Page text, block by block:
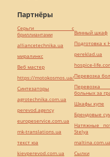
Партнёры
Серьги с
бриллиантами
alliancetechnika.ua
миралинкс
Веб мастер
https://motokosmos.ua/
Синтезаторы
agrotechnika.com.ua
perevod.agency
europeservice.com.ua
mk-translations.ua
текст юа
kievperevod.com.ua
Винный шкаф
Подготовка
pereklad.ua
hospice-
Перевозка
больных за
Шкафы купе
Брендовые
Натяжные
Stelya
maltina.com.ua
Cылки